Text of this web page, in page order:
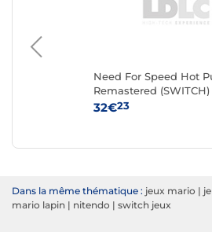
Need For Speed Hot
Remastered (SWITCH)
32€23
Dans la même thématique : jeux mario |
mario lapin | nitendo | switch jeux